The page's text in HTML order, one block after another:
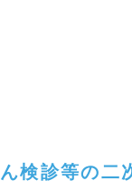
検診等の二